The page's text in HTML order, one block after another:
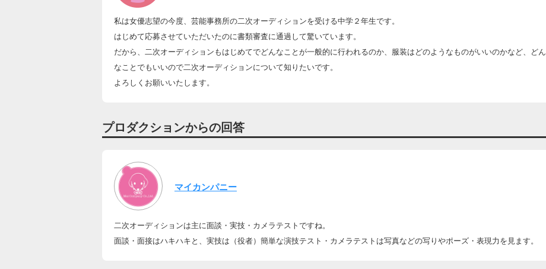
私は女優志望の今度、芸能事務所の二次オーディションを受ける中学２年生です。
はじめて応募させていただいたのに書類審査に通過して驚いています。
だから、二次オーディションもはじめてでどんなことが一般的に行われるのか、服装はどのようなものがいいのかなど、どん
なことでもいいので二次オーディションについて知りたいです。
よろしくお願いいたします。
プロダクションからの回答
マイカンパニー
二次オーディションは主に面談・実技・カメラテストですね。
面談・面接はハキハキと、実技は（役者）簡単な演技テスト・カメラテストは写真などの写りやポーズ・表現力を見ます。